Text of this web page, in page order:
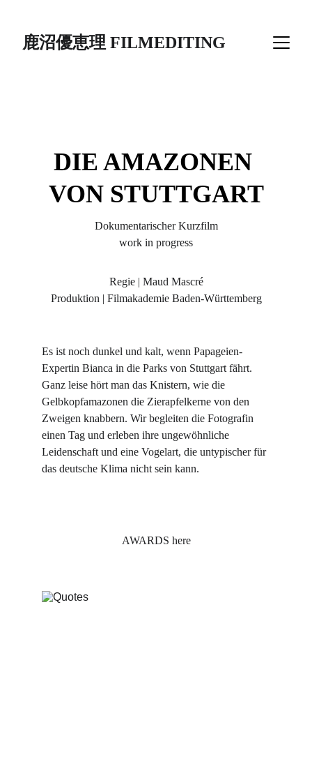
鹿沼優恵理 FILMEDITING
DIE AMAZONEN
VON STUTTGART
Dokumentarischer Kurzfilm
work in progress
Regie | Maud Mascré
Produktion | Filmakademie Baden-Württemberg
Es ist noch dunkel und kalt, wenn Papageien-
Expertin Bianca in die Parks von Stuttgart fährt.
Ganz leise hört man das Knistern, wie die
Gelbkopfamazonen die Zierapfelkerne von den
Zweigen knabbern. Wir begleiten die Fotografin
einen Tag und erleben ihre ungewöhnliche
Leidenschaft und eine Vogelart, die untypischer für
das deutsche Klima nicht sein kann.
AWARDS here